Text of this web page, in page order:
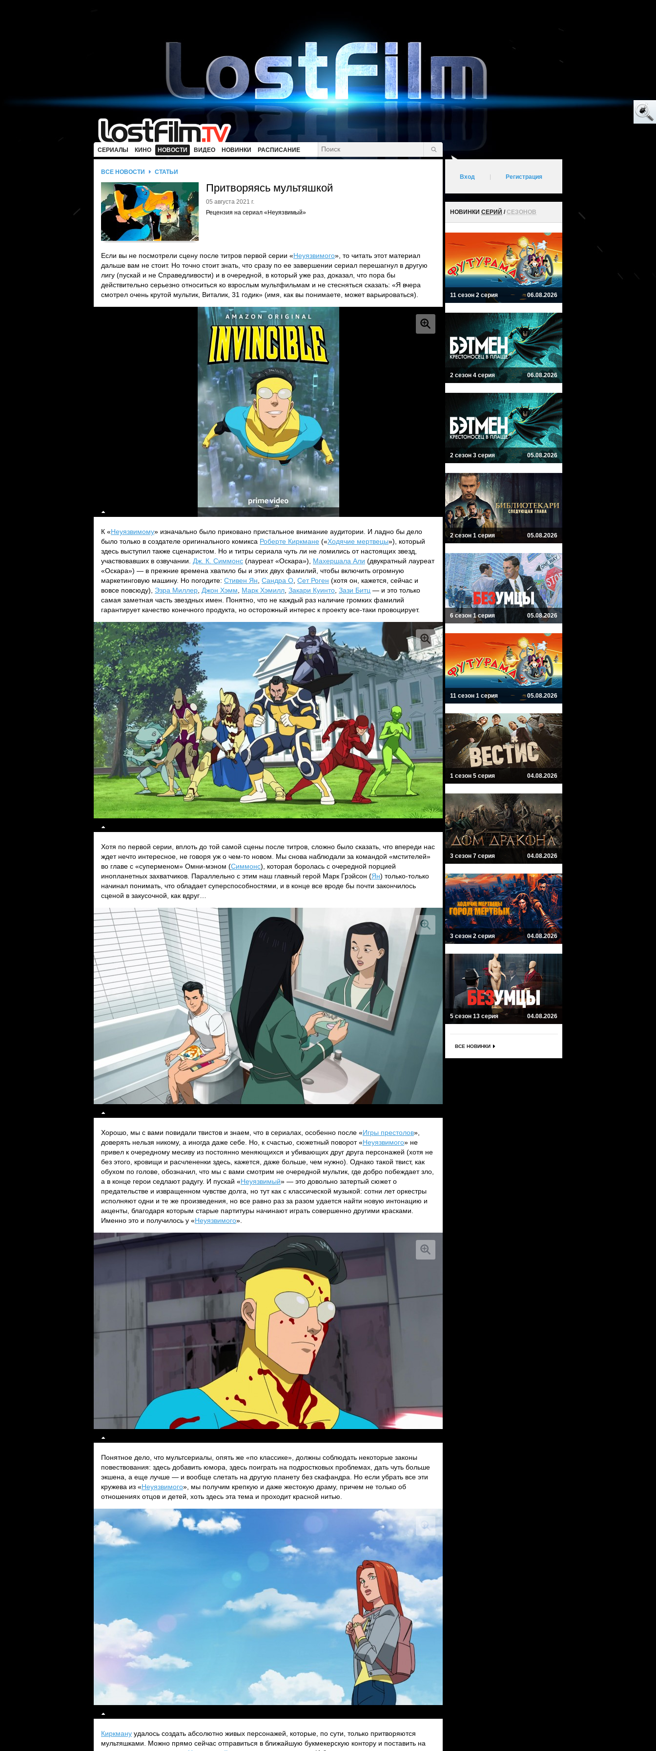
СЕРИАЛЫ КИНО НОВОСТИ ВИДЕО НОВИНКИ РАСПИСАНИЕ
ВСЕ НОВОСТИ СТАТЬИ
Притворяясь мультяшкой
05 августа 2021 г.
Рецензия на сериал «Неуязвимый»
Если вы не посмотрели сцену после титров первой серии «Неуязвимого», то читать этот материал
дальше вам не стоит. Но точно стоит знать, что сразу по ее завершении сериал перешагнул в другую
лигу (пускай и не Справедливости) и в очередной, в который уже раз, доказал, что пора бы
действительно серьезно относиться ко взрослым мультфильмам и не стесняться сказать: «Я вчера
смотрел очень крутой мультик, Виталик, 31 годик» (имя, как вы понимаете, может варьироваться).
К «Неуязвимому» изначально было приковано пристальное внимание аудитории. И ладно бы дело
было только в создателе оригинального комикса Роберте Киркмане («Ходячие мертвецы»), который
здесь выступил также сценаристом. Но и титры сериала чуть ли не ломились от настоящих звезд,
участвовавших в озвучании. Дж. К. Симмонс (лауреат «Оскара»), Махершала Али (двукратный лауреат
«Оскара») — в прежние времена хватило бы и этих двух фамилий, чтобы включить огромную
маркетинговую машину. Но погодите: Стивен Ян Сандра О Сет Роген (хотя он, кажется, сейчас и
вовсе повсюду), Эзра Миллер Джон Хэмм Марк Хэмилл Закари Куинто Зази Битц — и это только
самая заметная часть звездных имен. Понятно, что не каждый раз наличие громких фамилий
гарантирует качество конечного продукта, но осторожный интерес к проекту все-таки провоцирует.
Хотя по первой серии, вплоть до той самой сцены после титров, сложно было сказать, что впереди нас
ждет нечто интересное, не говоря уж о чем-то новом. Мы снова наблюдали за командой «мстителей»
во главе с «суперменом» Омни-мэном (Симмонс), которая боролась с очередной порцией
инопланетных захватчиков. Параллельно с этим наш главный герой Марк Грэйсон (Ян) только-только
начинал понимать, что обладает суперспособностями, и в конце все вроде бы почти закончилось
сценой в закусочной, как вдруг…
Хорошо, мы с вами повидали твистов и знаем, что в сериалах, особенно после «Игры престолов»,
доверять нельзя никому, а иногда даже себе. Но, к счастью, сюжетный поворот «Неуязвимого» не
привел к очередному месиву из постоянно меняющихся и убивающих друг друга персонажей (хотя не
без этого, кровищи и расчлененки здесь, кажется, даже больше, чем нужно). Однако такой твист, как
обухом по голове, обозначил, что мы с вами смотрим не очередной мультик, где добро побеждает зло,
а в конце герои седлают радугу. И пускай «Неуязвимый» — это довольно затертый сюжет о
предательстве и извращенном чувстве долга, но тут как с классической музыкой: сотни лет оркестры
исполняют одни и те же произведения, но все равно раз за разом удается найти новую интонацию и
акценты, благодаря которым старые партитуры начинают играть совершенно другими красками.
Именно это и получилось у «Неуязвимого».
Понятное дело, что мультсериалы, опять же «по классике», должны соблюдать некоторые законы
повествования: здесь добавить юмора, здесь поиграть на подростковых проблемах, дать чуть больше
экшена, а еще лучше — и вообще слетать на другую планету без скафандра. Но если убрать все эти
кружева из «Неуязвимого», мы получим крепкую и даже жестокую драму, причем не только об
отношениях отцов и детей, хоть здесь эта тема и проходит красной нитью.
Киркману удалось создать абсолютно живых персонажей, которые, по сути, только притворяются
мультяшками. Можно прямо сейчас отправиться в ближайшую букмекерскую контору и поставить на
Вход Регистрация
НОВИНКИ СЕРИЙ /СЕЗОНОВ
11 сезон 2 серия 06.08.2026
2 сезон 4 серия 06.08.2026
2 сезон 3 серия 05.08.2026
2 сезон 1 серия 05.08.2026
6 сезон 1 серия 05.08.2026
11 сезон 1 серия 05.08.2026
1 сезон 5 серия 04.08.2026
3 сезон 7 серия 04.08.2026
3 сезон 2 серия 04.08.2026
5 сезон 13 серия 04.08.2026
ВСЕ НОВИНКИ